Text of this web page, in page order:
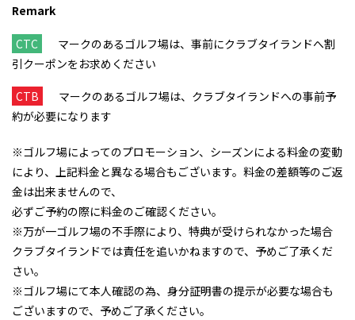
Remark
CTC
マークのあるゴルフ場は、事前にクラブタイランドへ割
引クーポンをお求めください
CTB
マークのあるゴルフ場は、クラブタイランドへの事前予
約が必要になります
※ゴルフ場によってのプロモーション、シーズンによる料金の変動
により、上記料金と異なる場合もございます。料金の差額等のご返
金は出来ませんので、
必ずご予約の際に料金のご確認ください。
※万が一ゴルフ場の不手際により、特典が受けられなかった場合
クラブタイランドでは責任を追いかねますので、予めご了承くだ
さい。
※ゴルフ場にて本人確認の為、身分証明書の提示が必要な場合も
ございますので、予めご了承ください。